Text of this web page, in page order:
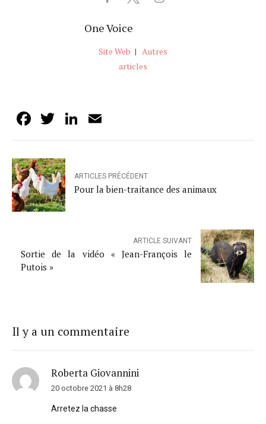
One Voice
Site Web | Autres
articles
Facebook
TwitterLinkedIn
ARTICLES PRÉCÉDENT
Pour la bien-traitance des animaux
ARTICLE SUIVANT
Sortie de la vidéo « Jean-François le
Putois »
Il y a un commentaire
Roberta Giovannini
20 octobre 2021 à 8h28
Arretez la chasse